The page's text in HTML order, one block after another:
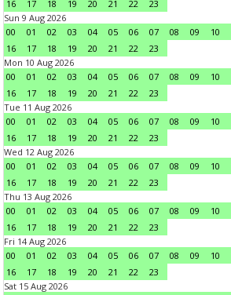
16
17 18 19 20 21 22
23
Sun 9 Aug 2026
00
01 02 03 04 05 06 07 08 09 10
16
17 18 19 20 21 22
23
Mon 10 Aug 2026
00
01 02 03 04 05 06 07 08 09 10
16
17 18 19 20 21 22
23
Tue 11 Aug 2026
00
01 02 03 04 05 06 07 08 09 10
16
17 18 19 20 21 22
23
Wed 12 Aug 2026
00
01 02 03 04 05 06 07 08 09 10
16
17 18 19 20 21 22
23
Thu 13 Aug 2026
00
01 02 03 04 05 06 07 08 09 10
16
17 18 19 20 21 22
23
Fri 14 Aug 2026
00
01 02 03 04 05 06 07 08 09 10
16
17 18 19 20 21 22
23
Sat 15 Aug 2026